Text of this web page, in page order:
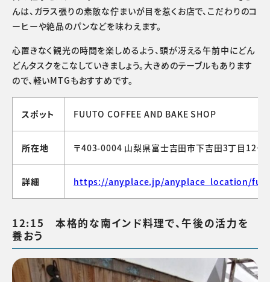
んは、ガラス張りの素敵な佇まいが目を惹くお店で、こだわりのコ
ーヒーや絶品のパンなどを味わえます。
心置きなく観光の時間を楽しめるよう、頭が冴える午前中にどん
どんタスクをこなしていきましょう。大きめのテーブルもあります
ので、軽いMTGもおすすめです。
スポット FUUTO COFFEE AND BAKE SHOP
所在地 〒403-0004 山梨県富士吉田市下吉田3丁目12−3
詳細 https://anyplace.jp/anyplace_location/
12:15 本格的な南インド料理で、午後の活力を
養おう